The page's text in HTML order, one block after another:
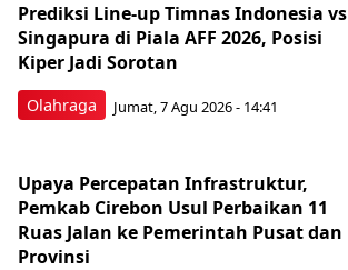
Olahraga
Prediksi Line-up Timnas Indonesia vs
Singapura di Piala AFF 2026, Posisi
Kiper Jadi Sorotan
Jumat, 7 Agu 2026 - 14:41
Upaya Percepatan Infrastruktur,
Pemkab Cirebon Usul Perbaikan 11
Ruas Jalan ke Pemerintah Pusat dan
Provinsi